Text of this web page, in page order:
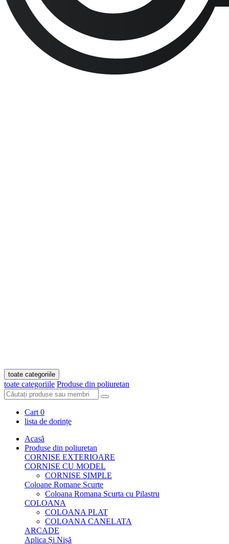
toate categoriile
toate categoriile Produse din poliuretan
Cart 0
lista de dorințe
Acasă
Produse din poliuretan
CORNISE EXTERIOARE
CORNISE CU MODEL
CORNISE SIMPLE
Coloane Romane Scurte
Coloana Romana Scurta cu Pilastru
COLOANA
COLOANA PLAT
COLOANA CANELATA
ARCADE
Aplica Și Nișă